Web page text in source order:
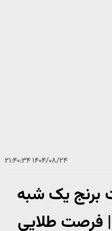
۱۴۰۴/۰۸/۲۴ ۲۱:۴۰:۳۴
برنج یک شبه
| فرصت طلایی